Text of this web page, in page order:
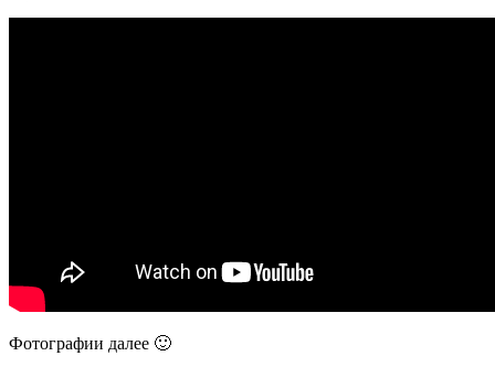
Фотографии далее 🙂